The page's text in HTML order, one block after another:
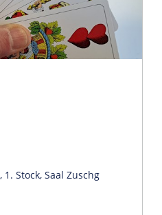
Stock, Saal Zuschg